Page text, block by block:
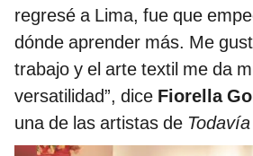
regresé a Lima, fue que
dónde aprender más. Me
trabajo y el arte textil me da
versatilidad”, dice Fiorella
una de las artistas de